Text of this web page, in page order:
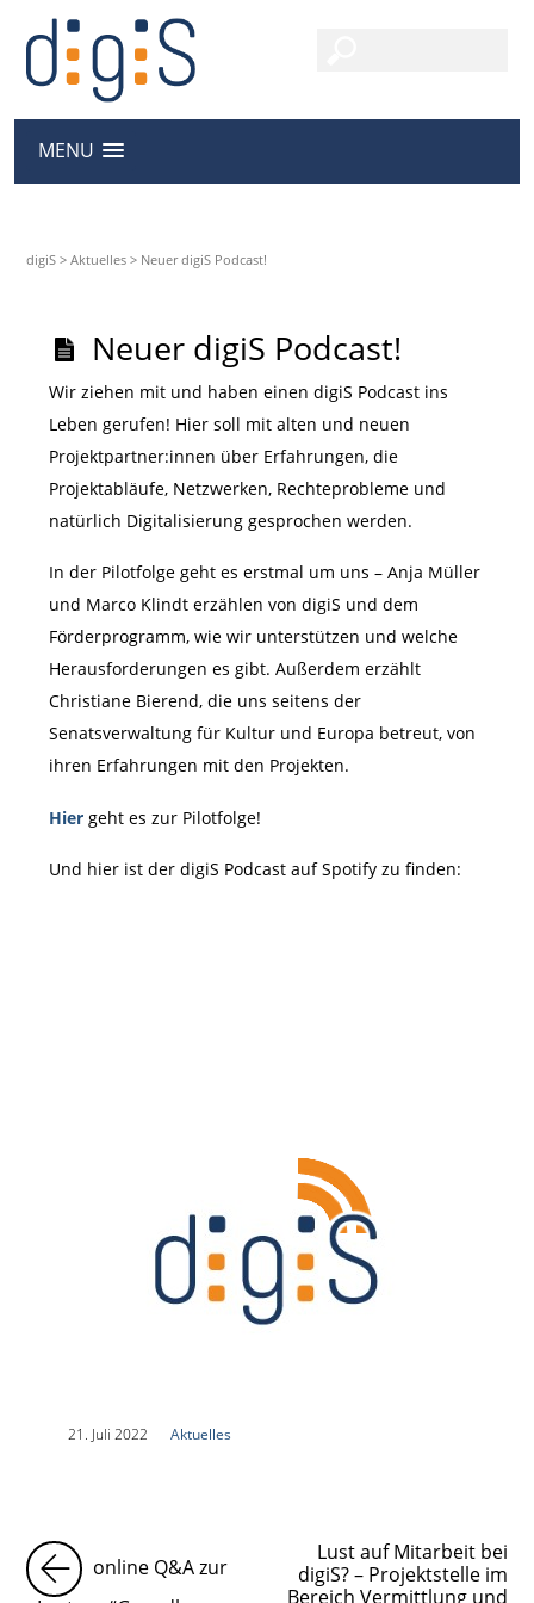
MENU
digiS >Aktuelles > Neuer digiS Podcast!
Neuer digiS Podcast!
Wir ziehen mit und haben einen digiS Podcast ins
Leben gerufen! Hier soll mit alten und neuen
Projektpartner:innen über Erfahrungen, die
Projektabläufe, Netzwerken, Rechteprobleme und
natürlich Digitalisierung gesprochen werden.
In der Pilotfolge geht es erstmal um uns – Anja Müller
und Marco Klindt erzählen von digiS und dem
Förderprogramm, wie wir unterstützen und welche
Herausforderungen es gibt. Außerdem erzählt
Christiane Bierend, die uns seitens der
Senatsverwaltung für Kultur und Europa betreut, von
ihren Erfahrungen mit den Projekten.
Hiergeht es zur Pilotfolge!
Und hier ist der digiS Podcast auf Spotify zu finden:
21. Juli 2022 Aktuelles
online Q&A zur
Lust auf Mitarbeit bei
digiS? – Projektstelle im
Bereich Vermittlung und